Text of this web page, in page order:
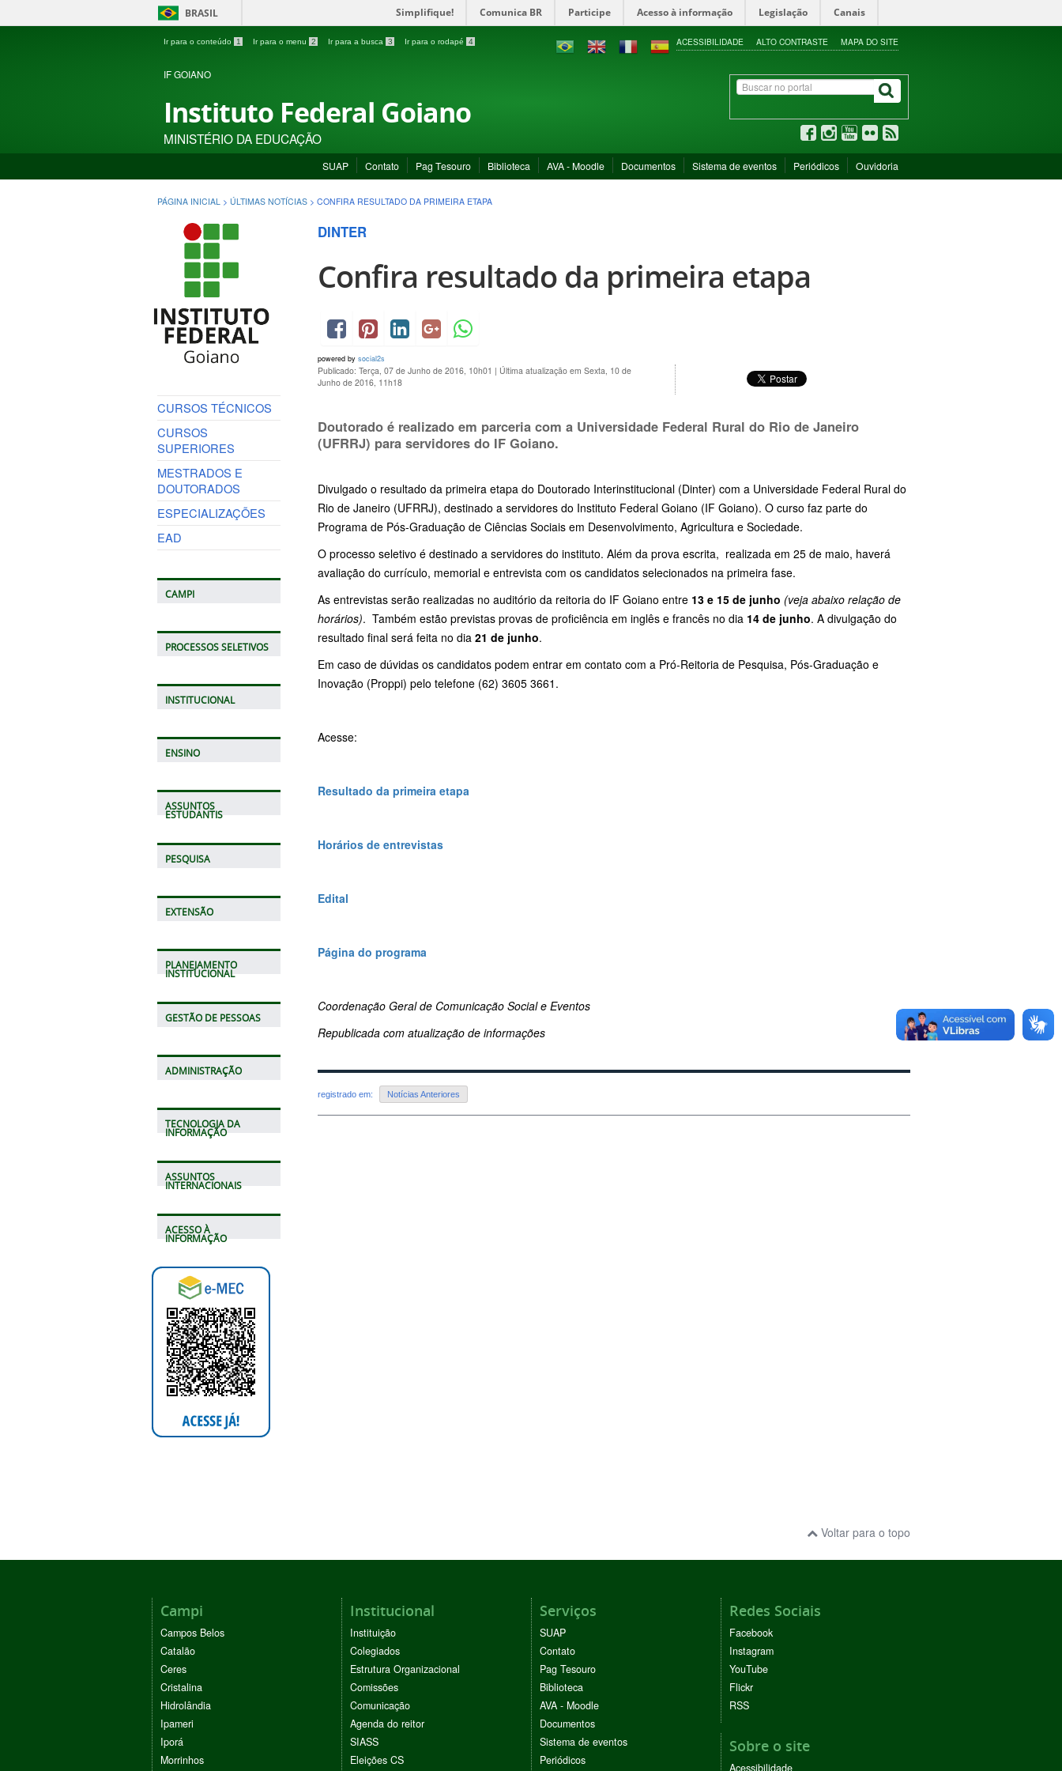
BRASIL Simplifique! Comunica BR Participe Acesso à informação Legislação Canais
Ir para o conteúdo 1 Ir para o menu 2 Ir para a busca 3 Ir para o rodapé 4 ACESSIBILIDADE ALTO CONTRASTE MAPA DO SITE
IF GOIANO
Instituto Federal Goiano
MINISTÉRIO DA EDUCAÇÃO
SUAP Contato Pag Tesouro Biblioteca AVA - Moodle Documentos Sistema de eventos Periódicos Ouvidoria
PÁGINA INICIAL > ÚLTIMAS NOTÍCIAS > CONFIRA RESULTADO DA PRIMEIRA ETAPA
CURSOS TÉCNICOS
CURSOS
SUPERIORES
MESTRADOS E
DOUTORADOS
ESPECIALIZAÇÕES
EAD
CAMPI
PROCESSOS SELETIVOS
INSTITUCIONAL
ENSINO
ASSUNTOS
ESTUDANTIS
PESQUISA
EXTENSÃO
PLANEJAMENTO
INSTITUCIONAL
GESTÃO DE PESSOAS
ADMINISTRAÇÃO
TECNOLOGIA DA
INFORMAÇÃO
ASSUNTOS
INTERNACIONAIS
ACESSO À
INFORMAÇÃO
DINTER
Confira resultado da primeira etapa
powered by social2s
Publicado: Terça, 07 de Junho de 2016, 10h01 | Última atualização em Sexta, 10 de
Junho de 2016, 11h18
Doutorado é realizado em parceria com a Universidade Federal Rural do Rio de Janeiro
(UFRRJ) para servidores do IF Goiano.
Divulgado o resultado da primeira etapa do Doutorado Interinstitucional (Dinter) com a Universidade Federal Rural do
Rio de Janeiro (UFRRJ), destinado a servidores do Instituto Federal Goiano (IF Goiano). O curso faz parte do
Programa de Pós-Graduação de Ciências Sociais em Desenvolvimento, Agricultura e Sociedade.
O processo seletivo é destinado a servidores do instituto. Além da prova escrita, realizada em 25 de maio, haverá
avaliação do currículo, memorial e entrevista com os candidatos selecionados na primeira fase.
As entrevistas serão realizadas no auditório da reitoria do IF Goiano entre 13 e 15 de junho (veja abaixo relação de
horários). Também estão previstas provas de proficiência em inglês e francês no dia 14 de junho. A divulgação do
resultado final será feita no dia 21 de junho.
Em caso de dúvidas os candidatos podem entrar em contato com a Pró-Reitoria de Pesquisa, Pós-Graduação e
Inovação (Proppi) pelo telefone (62) 3605 3661.
Acesse:
Resultado da primeira etapa
Horários de entrevistas
Edital
Página do programa
Coordenação Geral de Comunicação Social e Eventos
Republicada com atualização de informações
registrado em: Notícias Anteriores
Voltar para o topo
Campi
Campos Belos
Catalão
Ceres
Cristalina
Hidrolândia
Ipameri
Iporá
Morrinhos
Institucional
Instituição
Colegiados
Estrutura Organizacional
Comissões
Comunicação
Agenda do reitor
SIASS
Eleições CS
Serviços
SUAP
Contato
Pag Tesouro
Biblioteca
AVA - Moodle
Documentos
Sistema de eventos
Periódicos
Redes Sociais
Facebook
Instagram
YouTube
Flickr
RSS
Sobre o site